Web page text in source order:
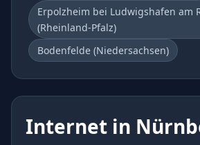
Erpolzheim bei Ludwigshafen am
(Rheinland-Pfalz)
Bodenfelde (Niedersachsen)
Internet in